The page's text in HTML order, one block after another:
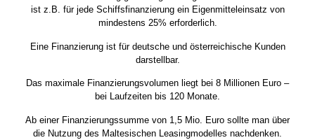
ist z.B. für jede Schiffsfinanzierung ein Eigenmitteleinsatz von
mindestens 25% erforderlich.
Eine Finanzierung ist für deutsche und österreichische Kunden
darstellbar.
Das maximale Finanzierungsvolumen liegt bei 8 Millionen Euro –
bei Laufzeiten bis 120 Monate.
Ab einer Finanzierungssumme von 1,5 Mio. Euro sollte man über
die Nutzung des Maltesischen Leasingmodelles nachdenken.